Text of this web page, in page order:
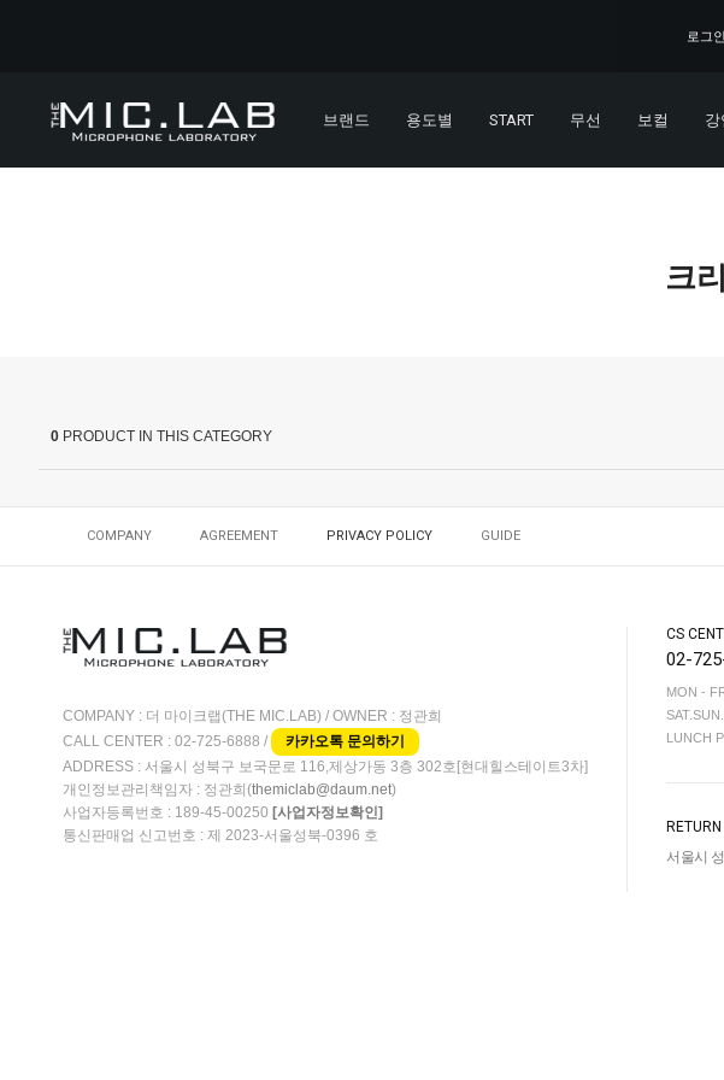
로그인
브랜드 용도별 START 무선 보컬 강
크
0 PRODUCT IN THIS CATEGORY
COMPANY AGREEMENT PRIVACY POLICY GUIDE
COMPANY : 더 마이크랩(THE MIC.LAB) / OWNER : 정관희
CALL CENTER : 02-725-6888 /
카카오톡 문의하기
ADDRESS : 서울시 성북구 보국문로 116,제상가동 3층 302호[현대힐스테이트3차]
개인정보관리책임자 : 정관희(themiclab@daum.net)
사업자등록번호 : 189-45-00250 [사업자정보확인]
통신판매업 신고번호 : 제 2023-서울성북-0396 호
CS
02-
MON -
LUNCH
서울시